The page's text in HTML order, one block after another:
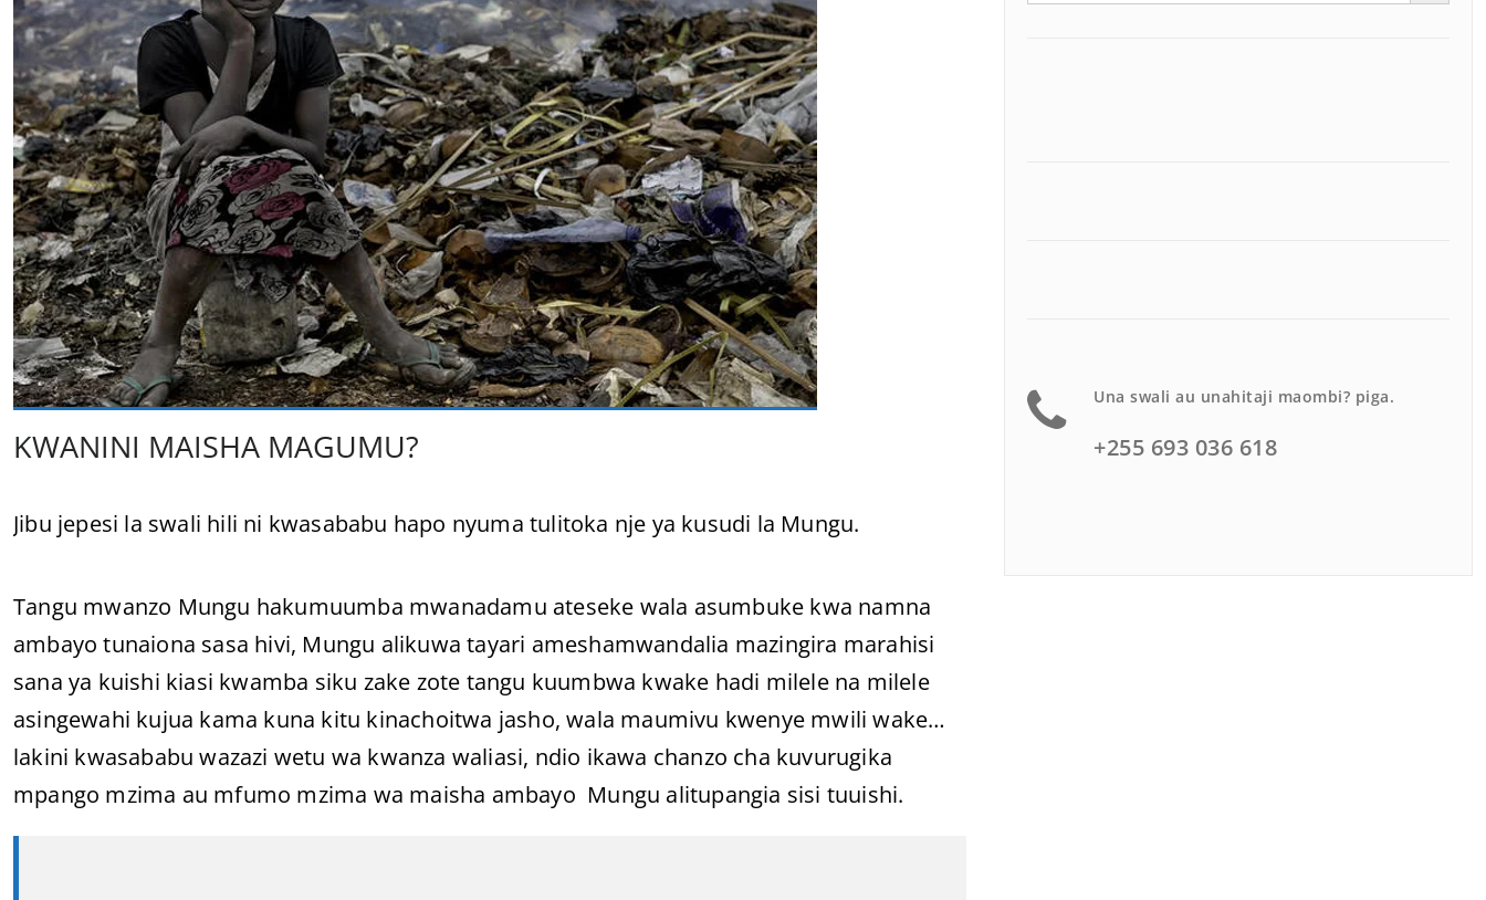
KWANINI MAISHA MAGUMU?
Jibu jepesi la swali hili ni kwasababu hapo nyuma tulitoka nje ya kusudi la Mungu.
Tangu mwanzo Mungu hakumuumba mwanadamu ateseke wala asumbuke kwa namna
ambayo tunaiona sasa hivi, Mungu alikuwa tayari ameshamwandalia mazingira marahisi
sana ya kuishi kiasi kwamba siku zake zote tangu kuumbwa kwake hadi milele na milele
asingewahi kujua kama kuna kitu kinachoitwa jasho, wala maumivu kwenye mwili wake…
lakini kwasababu wazazi wetu wa kwanza waliasi, ndio ikawa chanzo cha kuvurugika
mpango mzima au mfumo mzima wa maisha ambayo Mungu alitupangia sisi tuuishi.
Una swali au unahitaji maombi? piga.
+255 693 036 618